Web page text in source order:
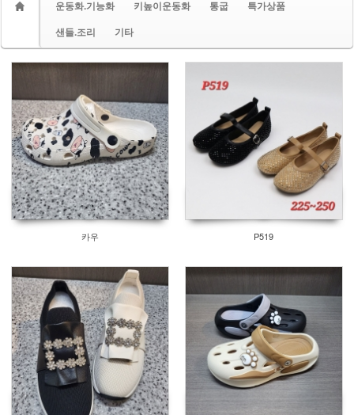
운동화.기능화 키높이운동화 통굽
특가상품
샌들.조리
기타
카우 P519